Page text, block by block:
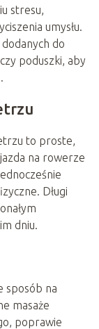
stresu,
umysłu.
do
poduszki, aby
to proste,
na rowerze
Długi
dniu.
sposób na
masaże
poprawie